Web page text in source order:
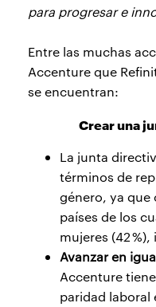
para progresar e
Entre las muchas
Accenture que
se encuentran:
Crear una
La junta
términos de
género, ya que
países de los
mujeres (42
Avanzar en
Accenture
paridad laboral